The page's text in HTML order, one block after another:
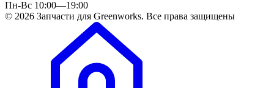
Пн-Вс 10:00—19:00
© 2026 Запчасти для Greenworks. Все права защищены